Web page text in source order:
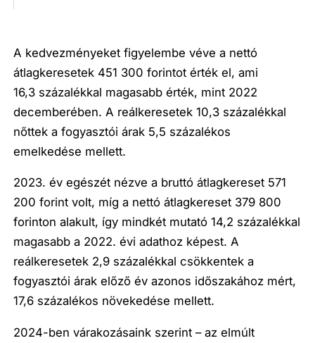
A kedvezményeket figyelembe véve a nettó
átlagkeresetek 451 300 forintot érték el, ami
16,3 százalékkal magasabb érték, mint 2022
decemberében. A reálkeresetek 10,3 százalékkal
nőttek a fogyasztói árak 5,5 százalékos
emelkedése mellett.
2023. év egészét nézve a bruttó átlagkereset 571
200 forint volt, míg a nettó átlagkereset 379 800
forinton alakult, így mindkét mutató 14,2 százalékkal
magasabb a 2022. évi adathoz képest. A
reálkeresetek 2,9 százalékkal csökkentek a
fogyasztói árak előző év azonos időszakához mért,
17,6 százalékos növekedése mellett.
2024-ben várakozásaink szerint – az elmúlt